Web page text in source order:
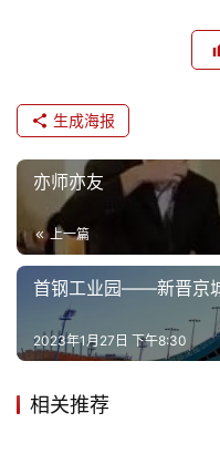
首
页
化
生
生成海报
亦师亦友
上一篇
首钢工业园——新晋京
2023年1月27日 下午8:30
相关推荐